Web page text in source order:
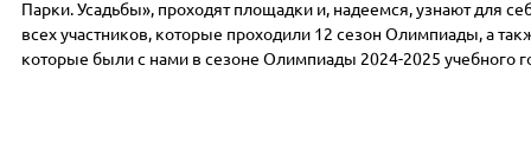
Парки. Усадьбы», проходят площадки и, надеемся, узнают для
всех участников, которые проходили 12 сезон Олимпиады, а
которые были с нами в сезоне Олимпиады 2024-2025 учебного